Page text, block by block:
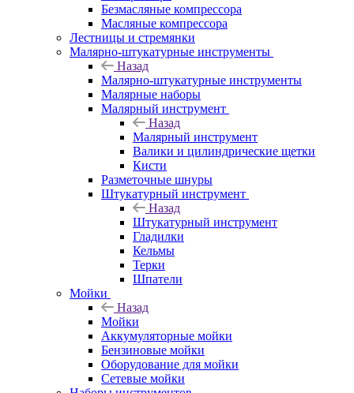
Безмасляные компрессора
Масляные компрессора
Лестницы и стремянки
Малярно-штукатурные инструменты
Назад
Малярно-штукатурные инструменты
Малярные наборы
Малярный инструмент
Назад
Малярный инструмент
Валики и цилиндрические щетки
Кисти
Разметочные шнуры
Штукатурный инструмент
Назад
Штукатурный инструмент
Гладилки
Кельмы
Терки
Шпатели
Мойки
Назад
Мойки
Аккумуляторные мойки
Бензиновые мойки
Оборудование для мойки
Сетевые мойки